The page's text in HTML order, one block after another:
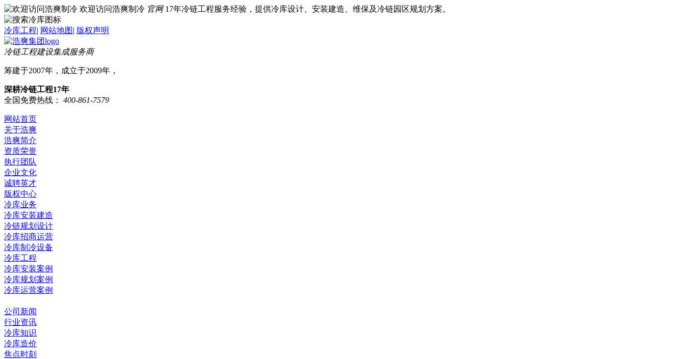
欢迎访问浩爽制冷 官网 17年冷链工程服务经验，提供冷库设计、安装建造、维保及冷链园区规划方案。
冷库工程| 网站地图| 版权声明
冷链工程建设集成服务商
筹建于2007年，成立于2009年，
深耕冷链工程17年
全国免费热线：
400-861-7579
网站首页
关于浩爽
浩爽简介
资质荣誉
执行团队
企业文化
诚聘英才
版权中心
冷库业务
冷库安装建造
冷链规划设计
冷库招商运营
冷库制冷设备
冷库工程
冷库安装案例
冷库规划案例
冷库运营案例
公司新闻
行业资讯
冷库知识
冷库造价
焦点时刻